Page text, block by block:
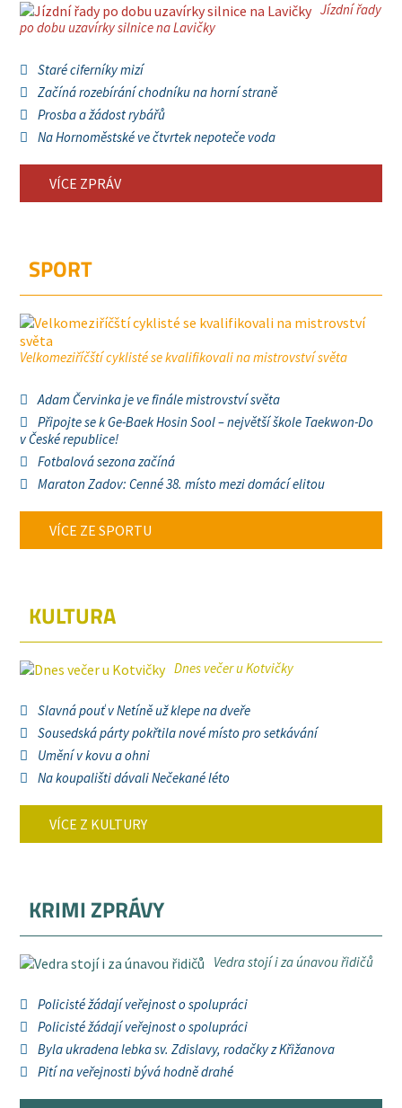
Jízdní řady
po dobu uzavírky silnice na Lavičky
Staré ciferníky mizí
Začíná rozebírání chodníku na horní straně
Prosba a žádost rybářů
Na Hornoměstské ve čtvrtek nepoteče voda
VÍCE ZPRÁV
SPORT
Velkomeziříčští cyklisté se kvalifikovali na mistrovství světa
Adam Červinka je ve finále mistrovství světa
Připojte se k Ge-Baek Hosin Sool – největší škole Taekwon-Do
v České republice!
Fotbalová sezona začíná
Maraton Zadov: Cenné 38. místo mezi domácí elitou
VÍCE ZE SPORTU
KULTURA
Dnes večer u Kotvičky
Slavná pouť v Netíně už klepe na dveře
Sousedská párty pokřtila nové místo pro setkávání
Umění v kovu a ohni
Na koupališti dávali Nečekané léto
VÍCE Z KULTURY
KRIMI ZPRÁVY
Vedra stojí i za únavou řidičů
Policisté žádají veřejnost o spolupráci
Policisté žádají veřejnost o spolupráci
Byla ukradena lebka sv. Zdislavy, rodačky z Křižanova
Pití na veřejnosti bývá hodně drahé